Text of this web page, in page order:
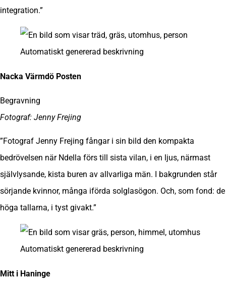
integration.”
Nacka Värmdö Posten
Begravning
Fotograf: Jenny Frejing
”Fotograf Jenny Frejing fångar i sin bild den kompakta
bedrövelsen när Ndella förs till sista vilan, i en ljus, närmast
självlysande, kista buren av allvarliga män. I bakgrunden står
sörjande kvinnor, många iförda solglasögon. Och, som fond: de
höga tallarna, i tyst givakt.”
Mitt i Haninge